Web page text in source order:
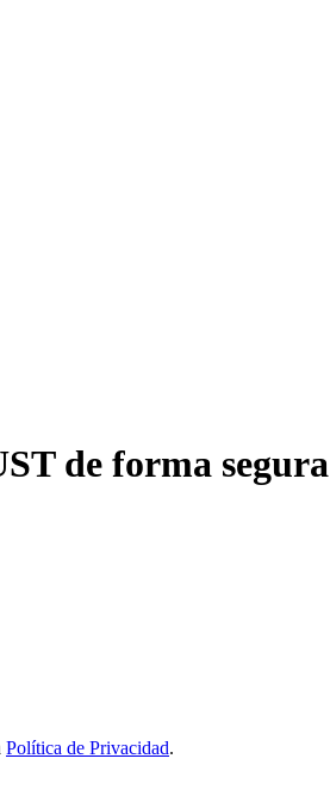
de forma segura
Política de Privacidad.